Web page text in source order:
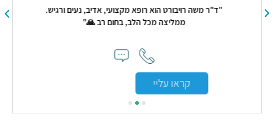
"ד"ר משה רויבורט הוא רופא מקצועי, אדיב, נעים ורגיש.
ממליצה מכל הלב, בחום רב 🙏"
קראו עליי